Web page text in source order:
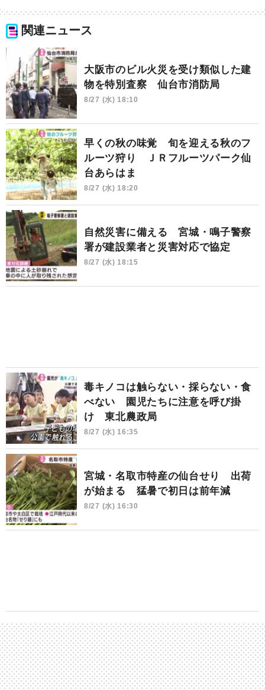
関連ニュース
大阪市のビル火災を受け類似した建
物を特別査察 仙台市消防局
8/27 (水) 18:10
早くの秋の味覚 旬を迎える秋のフ
ルーツ狩り ＪＲフルーツパーク仙
台あらはま
8/27 (水) 18:20
自然災害に備える 宮城・鳴子警察
署が建設業者と災害対応で協定
8/27 (水) 18:15
毒キノコは触らない・採らない・食
べない 園児たちに注意を呼び掛
け 東北農政局
8/27 (水) 16:35
宮城・名取市特産の仙台せり 出荷
が始まる 猛暑で初日は前年減
8/27 (水) 16:30